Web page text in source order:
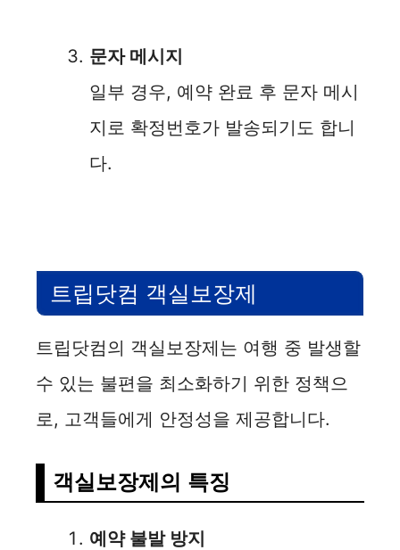
문자 메시지
일부 경우, 예약 완료 후 문자 메시
지로 확정번호가 발송되기도 합니
다.
트립닷컴 객실보장제
트립닷컴의 객실보장제는 여행 중 발생할
수 있는 불편을 최소화하기 위한 정책으
로, 고객들에게 안정성을 제공합니다.
객실보장제의 특징
예약 불발 방지